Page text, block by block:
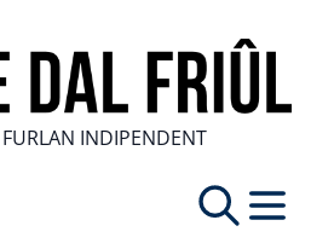
INDIPENDENT